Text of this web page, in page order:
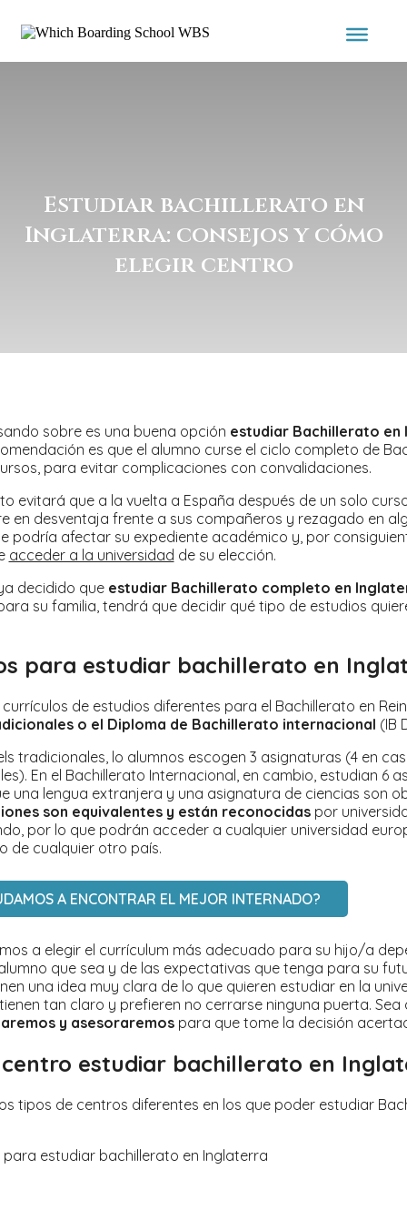
Estudiar bachillerato en
Inglaterra: consejos y cómo
elegir centro
sobre es una buena opción estudiar Bachillerato en
es que el alumno curse el ciclo completo de
para evitar complicaciones con convalidaciones.
evitará que a la vuelta a España después de un solo
en desventaja frente a sus compañeros y rezagado en
podría afectar su expediente académico y, por
acceder a la universidad de su elección.
decidido que estudiar Bachillerato completo en
su familia, tendrá que decidir qué tipo de estudios
para estudiar bachillerato en
de estudios diferentes para el Bachillerato en
o el Diploma de Bachillerato internacional (IB
tradicionales, lo alumnos escogen 3 asignaturas (4 en
En el Bachillerato Internacional, en cambio, estudian 6
una lengua extranjera y una asignatura de ciencias son
son equivalentes y están reconocidaspor
por lo que podrán acceder a cualquier universidad
de cualquier otro país.
A ENCONTRAR EL MEJOR INTERNADO?
a elegir el currículum más adecuado para su hijo/a
que sea y de las expectativas que tenga para su
una idea muy clara de lo que quieren estudiar en la
tan claro y prefieren no cerrarse ninguna puerta. Sea
y asesoraremospara que tome la decisión
centro estudiar bachillerato en
tipos de centros diferentes en los que poder estudiar